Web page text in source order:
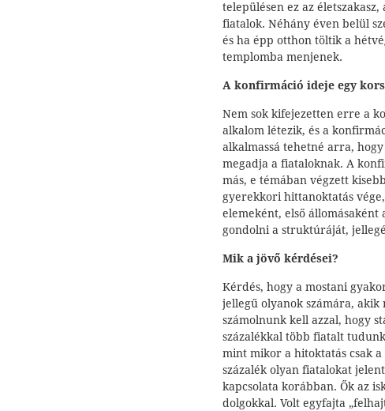
településen ez az
fiatalok. Néhány éven belül
és ha épp otthon töltik a
templomba menjenek.
A konfirmáció ideje egy
Nem sok kifejezetten erre a
alkalom létezik, és a
alkalmassá tehetné arra,
megadja a fiataloknak. A
más, e témában végzett
gyerekkori hittanoktatás
elemeként, első
gondolni a struktúráját,
Mik a jövő kérdései?
Kérdés, hogy a mostani
jellegű olyanok számára,
számolnunk kell azzal, hogy
százalékkal több fiatalt
mint mikor a hitoktatás csak
százalék olyan fiatalokat
kapcsolata korábban. Ők az
dolgokkal. Volt egyfajta